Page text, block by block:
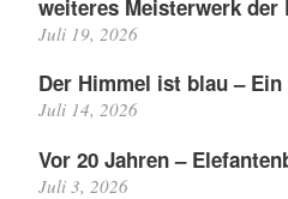
weiteres Meisterwerk der
Juli 19, 2026
Der Himmel ist blau –
Juli 14, 2026
Vor 20 Jahren –
Juli 3, 2026